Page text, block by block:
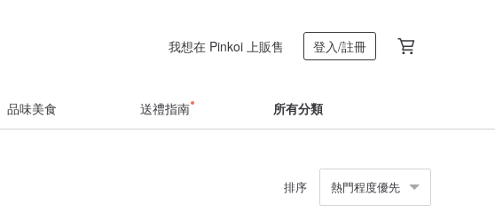
我想在 Pinkoi 上販售 登入/註冊
品味美食 送禮指南 所有分類
排序 熱門程度優先